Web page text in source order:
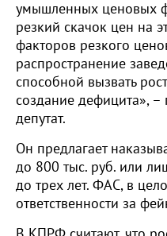
умышленных ценовых
резкий скачок цен на
факторов резкого
распространение
способной вызвать
создание дефицита»,
депутат.
Он предлагает
до 800 тыс. руб. или
до трех лет. ФАС, в
ответственности за